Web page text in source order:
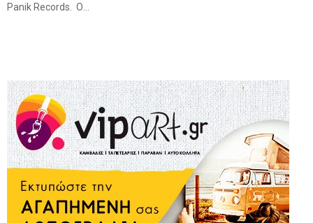
Panik Records. Ο...